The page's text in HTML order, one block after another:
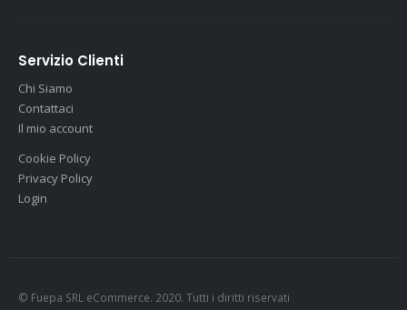
Servizio Clienti
Chi Siamo
Contattaci
Il mio account
Cookie Policy
Privacy Policy
Login
© Fuepa SRL eCommerce. 2020. Tutti i diritti riservati